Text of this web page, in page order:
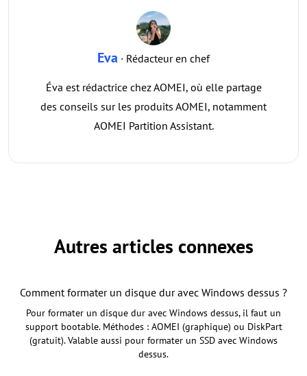
Eva · Rédacteur en chef
Éva est rédactrice chez AOMEI, où elle partage
des conseils sur les produits AOMEI, notamment
AOMEI Partition Assistant.
Autres articles connexes
Comment formater un disque dur avec Windows dessus ?
Pour formater un disque dur avec Windows dessus, il faut un
support bootable. Méthodes : AOMEI (graphique) ou DiskPart
(gratuit). Valable aussi pour formater un SSD avec Windows
dessus.